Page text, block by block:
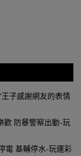
子感謝網友的表情
歡 防暴警察出動-玩
電 基輔停水-玩運彩